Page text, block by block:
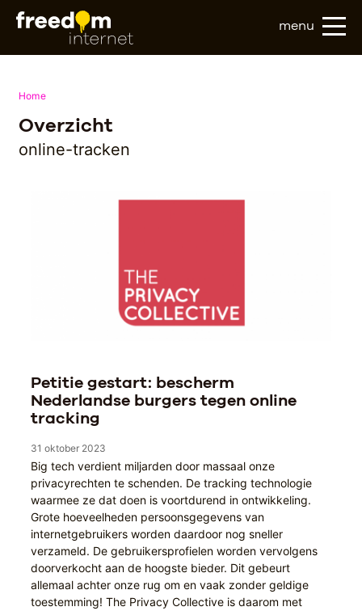
menu
Home
Overzicht
online-tracken
Petitie gestart: bescherm
Nederlandse burgers tegen online
tracking
31 oktober 2023
Big tech verdient miljarden door massaal onze
privacyrechten te schenden. De tracking technologie
waarmee ze dat doen is voortdurend in ontwikkeling.
Grote hoeveelheden persoonsgegevens van
internetgebruikers worden daardoor nog sneller
verzameld. De gebruikersprofielen worden vervolgens
doorverkocht aan de hoogste bieder. Dit gebeurt
allemaal achter onze rug om en vaak zonder geldige
toestemming! The Privacy Collective is daarom met